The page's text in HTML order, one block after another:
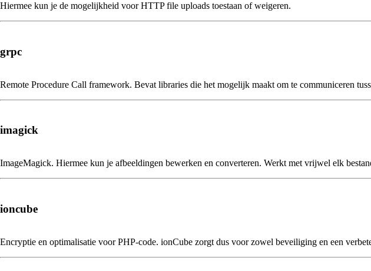
Hiermee kun je de mogelijkheid voor HTTP file uploads toestaan of weigeren.
grpc
Remote Procedure Call framework. Bevat libraries die het mogelijk maakt om te communiceren
imagick
ImageMagick. Hiermee kun je afbeeldingen bewerken en converteren. Werkt met vrijwel elk
ioncube
Encryptie en optimalisatie voor PHP-code. ionCube zorgt dus voor zowel beveiliging en een